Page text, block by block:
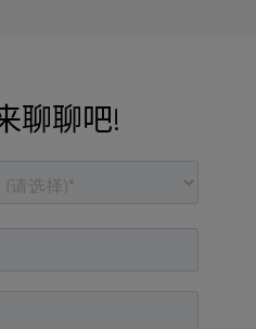
聊聊吧!